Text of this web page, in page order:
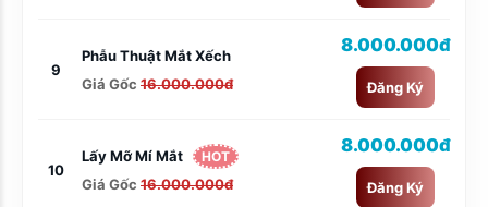
9
Phẫu Thuật Mắt Xếch
Giá Gốc 16.000.000đ
8.000.000đ
Đăng Ký
10
Lấy Mỡ Mí Mắt HOT
Giá Gốc 16.000.000đ
8.000.000đ
Đăng Ký